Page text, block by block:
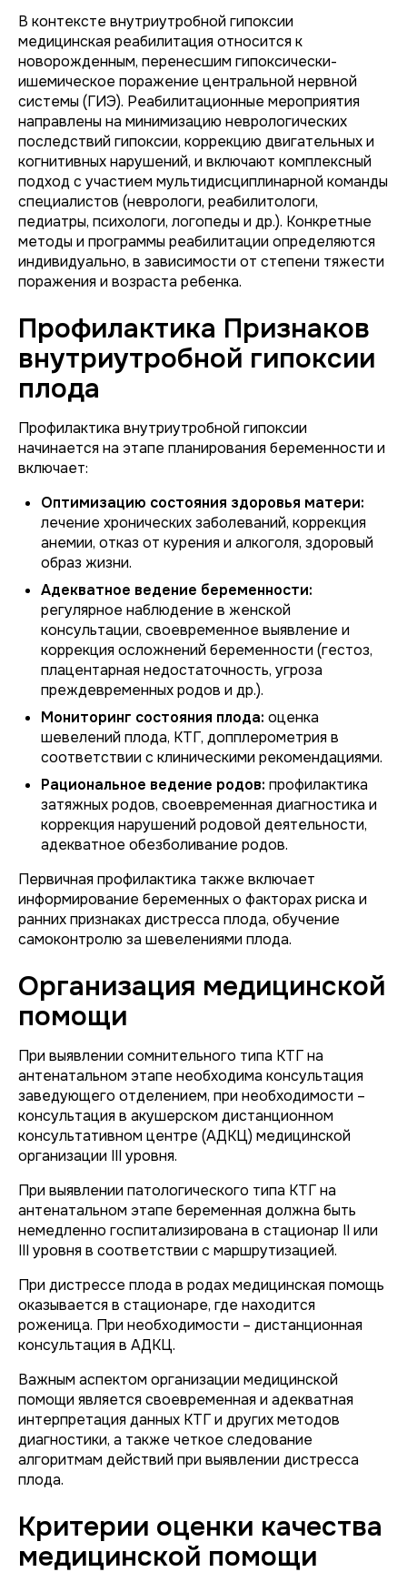
В контексте внутриутробной гипоксии
медицинская реабилитация относится к
новорожденным, перенесшим гипоксически-
ишемическое поражение центральной нервной
системы (ГИЭ). Реабилитационные мероприятия
направлены на минимизацию неврологических
последствий гипоксии, коррекцию двигательных и
когнитивных нарушений, и включают комплексный
подход с участием мультидисциплинарной команды
специалистов (неврологи, реабилитологи,
педиатры, психологи, логопеды и др.). Конкретные
методы и программы реабилитации определяются
индивидуально, в зависимости от степени тяжести
поражения и возраста ребенка.
Профилактика Признаков
внутриутробной гипоксии
плода
Профилактика внутриутробной гипоксии
начинается на этапе планирования беременности и
включает:
Оптимизацию состояния здоровья матери:
лечение хронических заболеваний, коррекция
анемии, отказ от курения и алкоголя, здоровый
образ жизни.
Адекватное ведение беременности:
регулярное наблюдение в женской
консультации, своевременное выявление и
коррекция осложнений беременности (гестоз,
плацентарная недостаточность, угроза
преждевременных родов и др.).
Мониторинг состояния плода: оценка
шевелений плода, КТГ, допплерометрия в
соответствии с клиническими рекомендациями.
Рациональное ведение родов: профилактика
затяжных родов, своевременная диагностика и
коррекция нарушений родовой деятельности,
адекватное обезболивание родов.
Первичная профилактика также включает
информирование беременных о факторах риска и
ранних признаках дистресса плода, обучение
самоконтролю за шевелениями плода.
Организация медицинской
помощи
При выявлении сомнительного типа КТГ на
антенатальном этапе необходима консультация
заведующего отделением, при необходимости –
консультация в акушерском дистанционном
консультативном центре (АДКЦ) медицинской
организации III уровня.
При выявлении патологического типа КТГ на
антенатальном этапе беременная должна быть
немедленно госпитализирована в стационар II или
III уровня в соответствии с маршрутизацией.
При дистрессе плода в родах медицинская помощь
оказывается в стационаре, где находится
роженица. При необходимости – дистанционная
консультация в АДКЦ.
Важным аспектом организации медицинской
помощи является своевременная и адекватная
интерпретация данных КТГ и других методов
диагностики, а также четкое следование
алгоритмам действий при выявлении дистресса
плода.
Критерии оценки качества
медицинской помощи